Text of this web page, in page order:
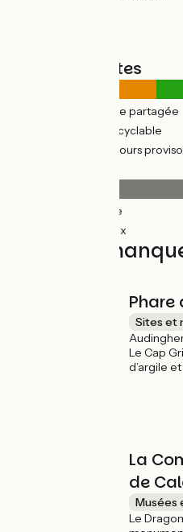
Types de routes
(59%) Route partagée
(41%) Voie cyclable
(38%) Parcours
(97%) Lisse
(2%) Rugueux
À ne pas
Phare
Sites et
Le Cap
d’argile
La
de
Musées
Le